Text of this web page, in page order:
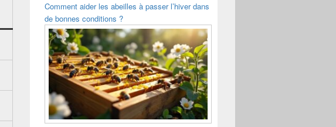
Comment aider les abeilles à passer l’hiver dans
de bonnes conditions ?